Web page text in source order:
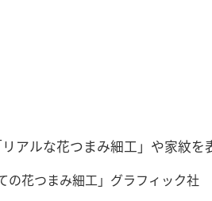
アルな花つまみ細工」や家紋
の花つまみ細工」グラフィック社